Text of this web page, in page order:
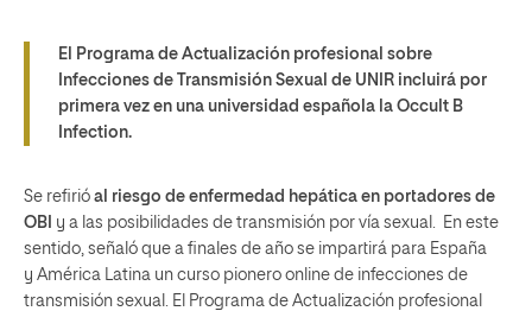
El Programa de Actualización profesional sobre
Infecciones de Transmisión Sexual de UNIR incluirá por
primera vez en una universidad española la Occult B
Infection.
Se refirió al riesgo de enfermedad hepática en portadores de
OBI y a las posibilidades de transmisión por vía sexual. En este
sentido, señaló que a finales de año se impartirá para España
y América Latina un curso pionero online de infecciones de
transmisión sexual. El Programa de Actualización profesional